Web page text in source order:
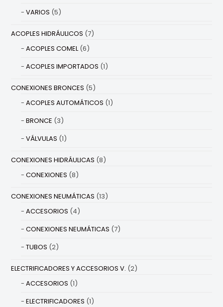
VARIOS (5)
ACOPLES HIDRÁULICOS (7)
ACOPLES COMEL(6)
ACOPLES IMPORTADOS (1)
CONEXIONES BRONCES (5)
ACOPLES AUTOMÁTICOS (1)
BRONCE (3)
VÁLVULAS (1)
CONEXIONES HIDRÁULICAS (8)
CONEXIONES (8)
CONEXIONES NEUMÁTICAS (13)
ACCESORIOS (4)
CONEXIONES NEUMÁTICAS (7)
TUBOS (2)
ELECTRIFICADORES Y ACCESORIOS V. (2)
ACCESORIOS (1)
ELECTRIFICADORES (1)